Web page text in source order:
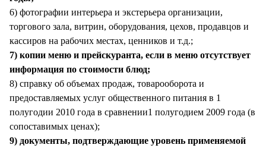
6) фотографии интерьера и экстерьера организации,
торгового зала, витрин, оборудования, цехов, продавцов и
кассиров на рабочих местах, ценников и т.д.;
7) копии меню и прейскуранта, если в меню отсутствует
информация по стоимости блюд;
8) справку об объемах продаж, товарооборота и
предоставляемых услуг общественного питания в 1
полугодии 2010 года в сравнении1 полугодием 2009 года (в
сопоставимых ценах);
9) документы, подтверждающие уровень применяемой